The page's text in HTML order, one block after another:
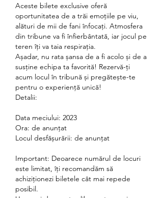
Aceste bilete exclusive oferă
oportunitatea de a trăi emoțiile pe viu,
alături de mii de fani înfocați. Atmosfera
din tribune va fi înfierbântată, iar jocul pe
teren îți va taia respirația.
Așadar, nu rata șansa de a fi acolo și de a
susține echipa ta favorită! Rezervă-ți
acum locul în tribună și pregătește-te
pentru o experiență unică!
Detalii:
Data meciului: 2023
Ora: de anunțat
Locul desfășurării: de anunțat
Important: Deoarece numărul de locuri
este limitat, îți recomandăm să
achiziționezi biletele cât mai repede
posibil.